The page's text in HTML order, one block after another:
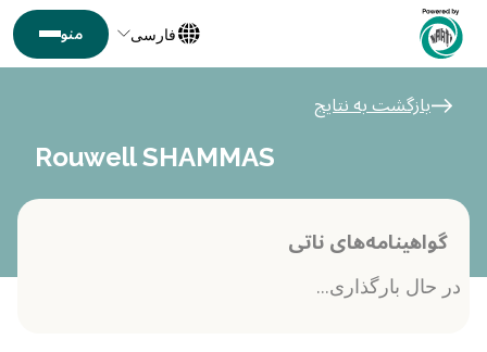
فارسی
بازگشت به نتایج
Rouwell SHAMMAS
گواهینامه‌های ناتی
در حال بارگذاری...